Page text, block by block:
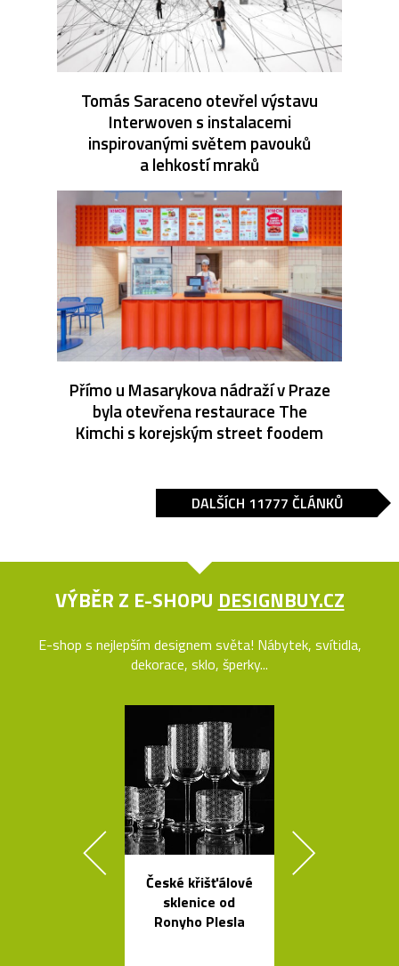
Tomás Saraceno otevřel výstavu
Interwoven s instalacemi
inspirovanými světem pavouků
a lehkostí mraků
Přímo u Masarykova nádraží v Praze
byla otevřena restaurace The
Kimchi s korejským street foodem
DALŠÍCH 11777 ČLÁNKŮ
VÝBĚR Z E-SHOPU DESIGNBUY.CZ
E-shop s nejlepším designem světa! Nábytek, svítidla,
dekorace, sklo, šperky...
České křišťálové
sklenice od
Ronyho Plesla